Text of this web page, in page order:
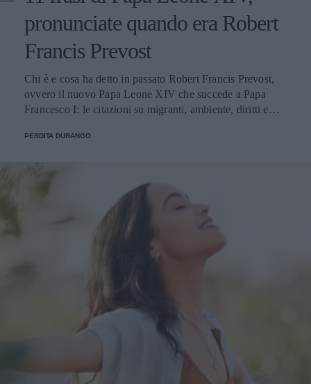
pronunciate quando era Robert
Francis Prevost
Chi è e cosa ha detto in passato Robert Francis Prevost,
ovvero il nuovo Papa Leone XIV che succede a Papa
Francesco I: le citazioni su migranti, ambiente, diritti e
PERDITA DURANGO